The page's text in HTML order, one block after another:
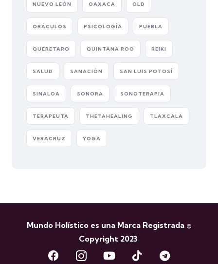
NUEVO LEÓN OAXACA OLD
ORÁCULOS PSICOLOGÍA PUEBLA
QUERETARO QUINTANA ROO REIKI
SALUD SANACIÓN SAN LUIS POTOSÍ
SINALOA SONORA SONOTERAPIA
TERAPEUTA THETAHEALING TLAXCALA
VERACRUZ YOGA
Mundo Holístico es una Marca Registrada ©
Copyright 2023